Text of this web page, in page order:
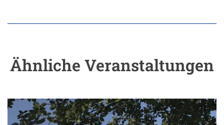
Ähnliche Veranstaltungen